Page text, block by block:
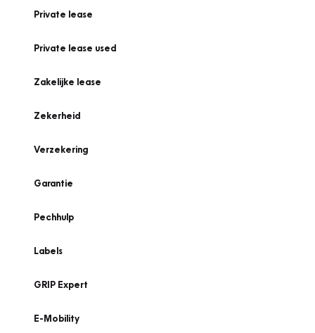
Private lease
Private lease used
Zakelijke lease
Zekerheid
Verzekering
Garantie
Pechhulp
Labels
GRIP Expert
E-Mobility